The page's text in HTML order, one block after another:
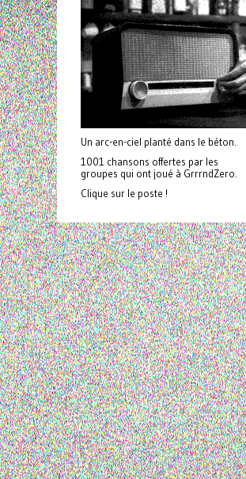
Un arc-en-ciel planté dans le béton.
1001 chansons offertes par les
groupes qui ont joué à GrrrndZero.
Clique sur le poste !